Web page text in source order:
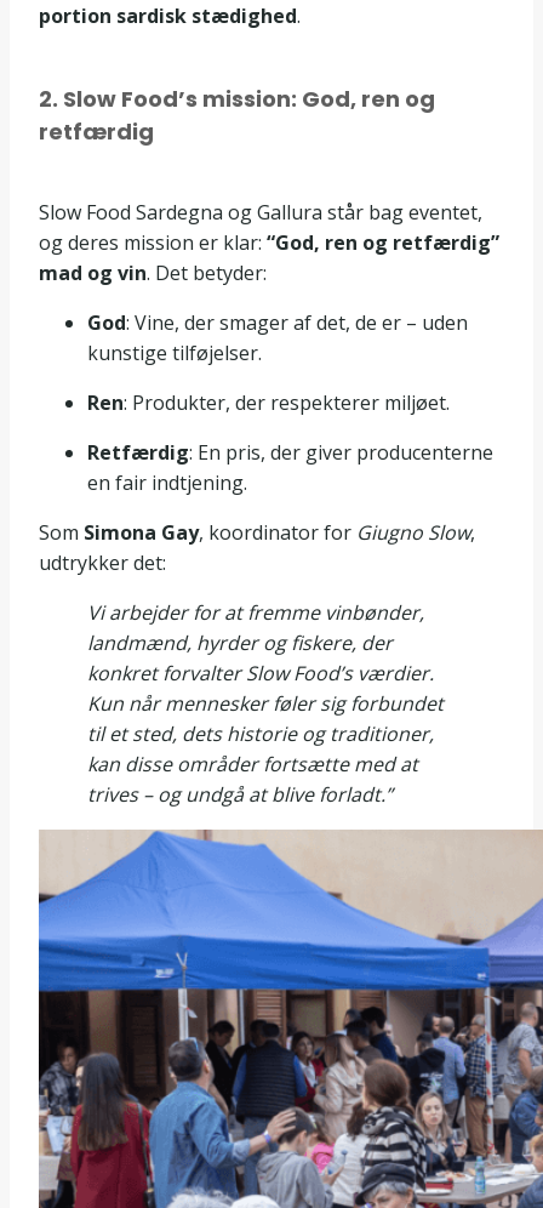
portion sardisk stædighed.
2. Slow Food’s mission: God, ren og
retfærdig
Slow Food Sardegna og Gallura står bag eventet,
og deres mission er klar: “God, ren og retfærdig”
mad og vin. Det betyder:
God: Vine, der smager af det, de er – uden
kunstige tilføjelser.
Ren: Produkter, der respekterer miljøet.
Retfærdig: En pris, der giver producenterne
en fair indtjening.
Som Simona Gay, koordinator for Giugno Slow,
udtrykker det:
Vi arbejder for at fremme vinbønder,
landmænd, hyrder og fiskere, der
konkret forvalter Slow Food’s værdier.
Kun når mennesker føler sig forbundet
til et sted, dets historie og traditioner,
kan disse områder fortsætte med at
trives – og undgå at blive forladt.”